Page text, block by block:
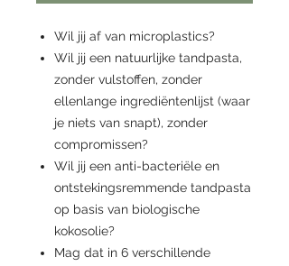
Wil jij af van microplastics?
Wil jij een natuurlijke tandpasta,
zonder vulstoffen, zonder
ellenlange ingrediëntenlijst (waar
je niets van snapt), zonder
compromissen?
Wil jij een anti-bacteriële en
ontstekingsremmende tandpasta
op basis van biologische
kokosolie?
Mag dat in 6 verschillende